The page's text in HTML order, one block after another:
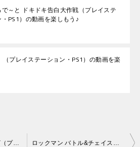
で～と ドキドキ告白大作戦（プレイステ
PS1）の動画を楽しもう♪
（プレイステーション・PS1）の動画を楽
SDガンダム GCENTURY（プレイステーション・PS1）の動画を楽しもう♪